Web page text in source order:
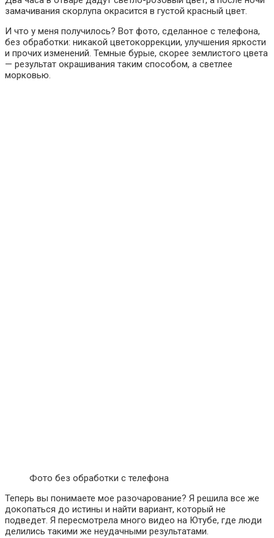
замачивания скорлупа окрасится в густой красный цвет.
И что у меня получилось? Вот фото, сделанное с телефона,
без обработки: никакой цветокоррекции, улучшения яркости
и прочих изменений. Темные бурые, скорее землистого цвета
— результат окрашивания таким способом, а светлее
морковью.
Фото без обработки с телефона
Теперь вы понимаете мое разочарование? Я решила все же
докопаться до истины и найти вариант, который не
подведет. Я пересмотрела много видео на Ютубе, где люди
делились такими же неудачными результатами.